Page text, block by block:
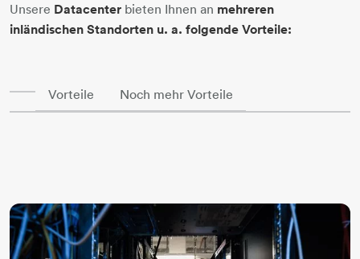
​​​​​​​Unsere Datacenter​​​​​​​​​​​​​​ ​​​ ​​​​bieten Ihnen an mehreren
inländischen Standorten u. a. folgende Vorteile:
Vorteile Noch mehr Vorteile